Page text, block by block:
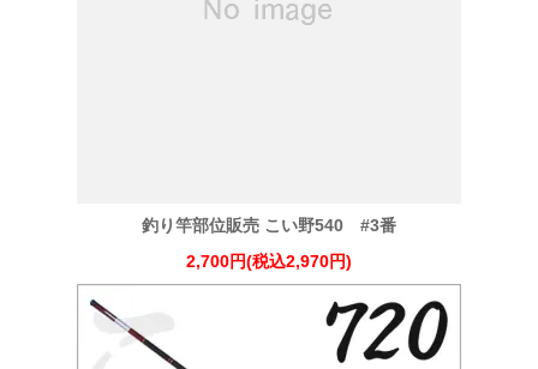
釣り竿部位販売 こい野540 #3番
2,700円(税込2,970円)